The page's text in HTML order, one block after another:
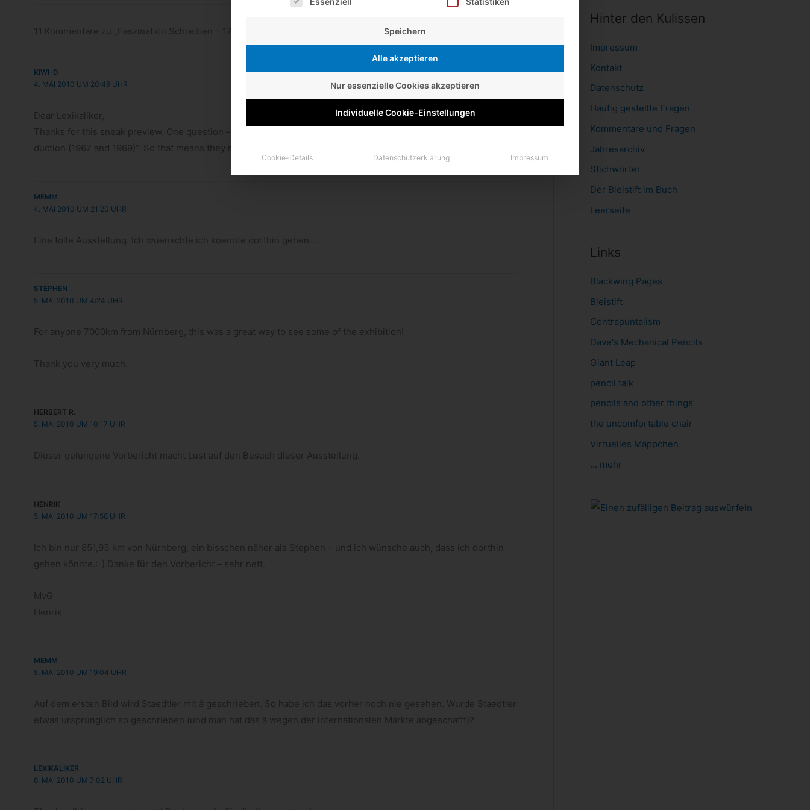
11 Kommentare zu „Faszination Schreiben – 175 Jahre STAEDTLER“
KIWI-D
4. MAI 2010 UM 20:49 UHR
Dear Lexi­ka­li­ker,
Thanks for this sneak pre­view. One ques­tion – you say, „the start of the mecha­ni­cal pen­cil leads and pen­cil pro­
duc­tion (1967 and 1969)“. So that means they made leads before they made pencils?
MEMM
4. MAI 2010 UM 21:20 UHR
Eine tolle Aus­stel­lung. Ich wuenschte ich koennte dort­hin gehen…
STEPHEN
5. MAI 2010 UM 4:24 UHR
For anyone 7000km from Nürn­berg, this was a great way to see some of the exhibition!
Thank you very much.
HERBERT R.
5. MAI 2010 UM 10:17 UHR
Die­ser gelun­gene Vor­be­richt macht Lust auf den Besuch die­ser Ausstellung.
HENRIK
5. MAI 2010 UM 17:58 UHR
Ich bin nur 851,93 km von Nürn­berg, ein biss­chen näher als Ste­phen – und ich wün­sche auch, dass ich dort­hin
gehen könnte.:-) Danke für den Vor­be­richt – sehr nett.
MvG
Henrik
MEMM
5. MAI 2010 UM 19:04 UHR
Auf dem ers­ten Bild wird Staedt­ler mit ä geschrie­ben. So habe ich das vor­her noch nie gese­hen. Wurde Staedt­ler
etwas ursprüng­lich so geschrie­ben (und man hat das ä wegen der inter­na­tio­na­len Märkte abgeschafft)?
LEXIKALIKER
6. MAI 2010 UM 7:02 UHR
Hinter den Kulissen
Impressum
Kontakt
Datenschutz
Häufig gestellte Fragen
Kommentare und Fragen
Jahresarchiv
Stichwörter
Der Bleistift im Buch
Leerseite
Links
Blackwing Pages
Bleistift
Contrapuntalism
Dave's Mechanical Pencils
Giant Leap
pencil talk
pencils and other things
the uncomfortable chair
Virtuelles Mäppchen
... mehr
Speichern
Alle akzeptieren
Nur essenzielle Cookies akzeptieren
Individuelle Cookie-Einstellungen
Cookie-Details Datenschutzerklärung Impressum